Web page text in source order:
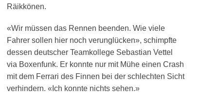
Räikkönen.
«Wir müssen das Rennen beenden. Wie viele
Fahrer sollen hier noch verunglücken», schimpfte
dessen deutscher Teamkollege Sebastian Vettel
via Boxenfunk. Er konnte nur mit Mühe einen Crash
mit dem Ferrari des Finnen bei der schlechten Sicht
verhindern. «Ich konnte nichts sehen.»